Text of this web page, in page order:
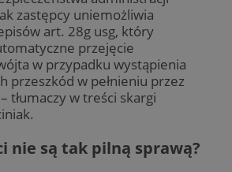
zastępcy uniemożliwia
art. 28g usg, który
przejęcie
w przypadku wystąpienia
przeszkód w pełnieniu przez
tłumaczy w treści skargi
nie są tak pilną sprawą?